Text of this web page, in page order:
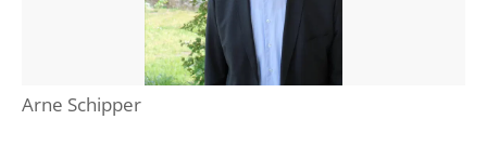
Arne Schipper
Terminstundenplaner